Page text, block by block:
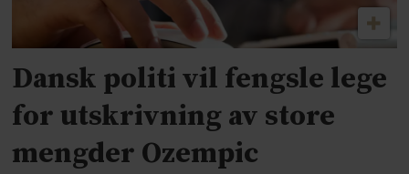
Dansk politi vil fengsle lege
for utskrivning av store
mengder Ozempic